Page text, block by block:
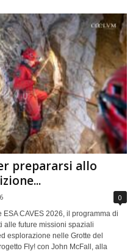
prepararsi allo
0
CAVES 2026, il programma di
alle future missioni spaziali
esplorazione nelle Grotte del
Fly! con John McFall, alla